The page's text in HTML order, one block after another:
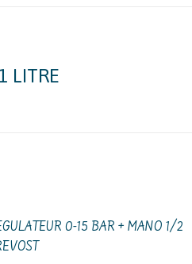
LITRE
0-15 BAR + MANO 1/2